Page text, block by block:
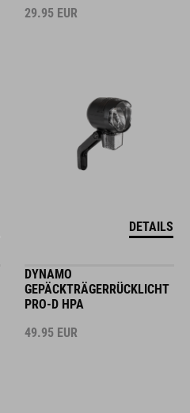
29.95 EUR
DETAILS
DYNAMO
GEPÄCKTRÄGERRÜCKLICHT
PRO-D HPA
49.95 EUR